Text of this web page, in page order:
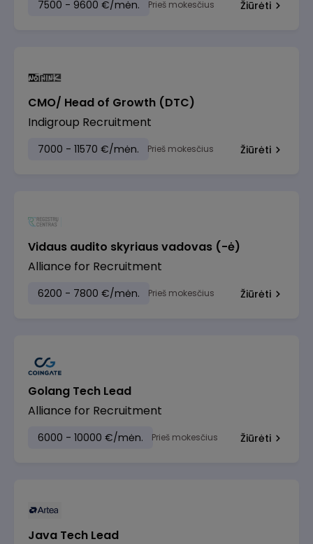
7500 - 9600 €/mėn. Prieš mokesčius Žiūrėti
CMO/ Head of Growth (DTC)
Indigroup Recruitment
7000 - 11570 €/mėn. Prieš mokesčius Žiūrėti
Vidaus audito skyriaus vadovas (-ė)
Alliance for Recruitment
6200 - 7800 €/mėn. Prieš mokesčius Žiūrėti
Golang Tech Lead
Alliance for Recruitment
6000 - 10000 €/mėn. Prieš mokesčius Žiūrėti
Java Tech Lead